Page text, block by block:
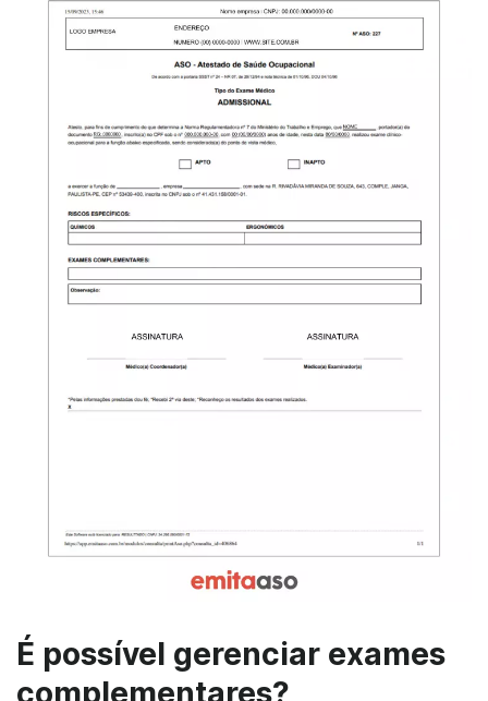
É possível gerenciar exames